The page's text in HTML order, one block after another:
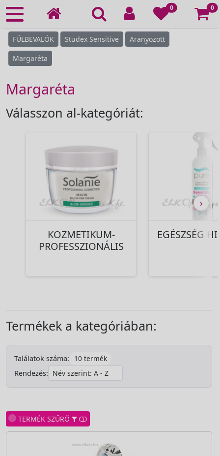
0 0
FÜLBEVALÓK Studex Sensitive Aranyozott
Margaréta
Margaréta
Válasszon al-kategóriát:
KOZMETIKUM-
PROFESSZIONÁLIS
EGÉSZSÉG
›
Termékek a kategóriában:
Találatok száma:
10 termék
Rendezés:
TERMÉK SZŰRŐ